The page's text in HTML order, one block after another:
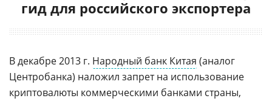
гид для российского экспортера
В декабре 2013 г. Народный банк Китая (аналог
Центробанка) наложил запрет на использование
криптовалюты коммерческими банками страны,